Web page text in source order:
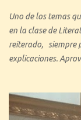
Uno de los temas
en la clase de
reiterado, siempre
explicaciones.
de la historia de la
tratado